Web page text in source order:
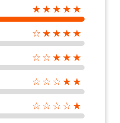
★★★★★
★★★★☆
★★★☆☆
★★☆☆☆
★☆☆☆☆